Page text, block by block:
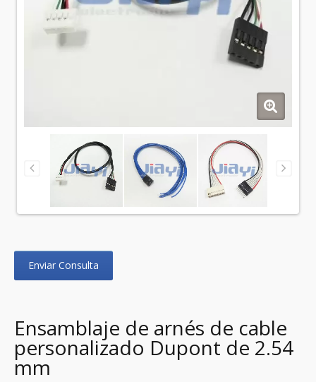
Enviar Consulta
Ensamblaje de arnés de cable
personalizado Dupont de 2.54
mm